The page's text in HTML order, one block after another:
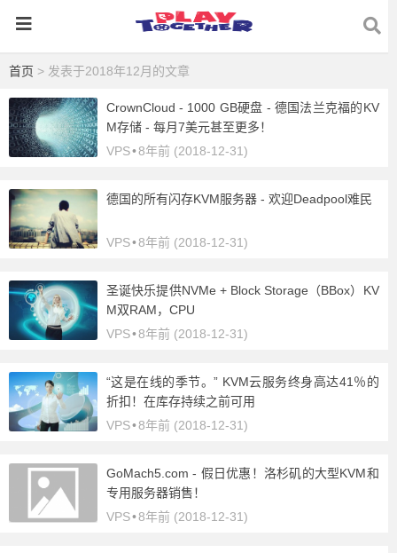
首页 > 发表于2018年12月的文章
CrownCloud - 1000 GB硬盘 - 德国法兰克福的KV
M存储 - 每月7美元甚至更多！
VPS•8年前 (2018-12-31)
德国的所有闪存KVM服务器 - 欢迎Deadpool难民
VPS•8年前 (2018-12-31)
圣诞快乐提供NVMe + Block Storage（BBox）KV
M双RAM，CPU
VPS•8年前 (2018-12-31)
“这是在线的季节。” KVM云服务终身高达41％的
折扣！在库存持续之前可用
VPS•8年前 (2018-12-31)
GoMach5.com - 假日优惠！洛杉矶的大型KVM和
专用服务器销售！
VPS•8年前 (2018-12-31)